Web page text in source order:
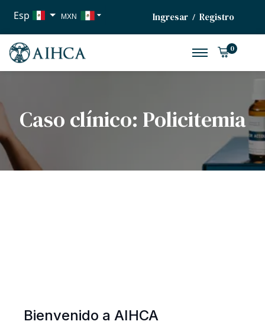
Esp MXN
EUR
Ingresar / Registro
0
Caso clínico: Policitemia
Bienvenido a AIHCA